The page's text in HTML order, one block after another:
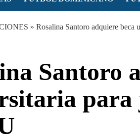
» Rosalina Santoro adquiere beca
Santoro
para